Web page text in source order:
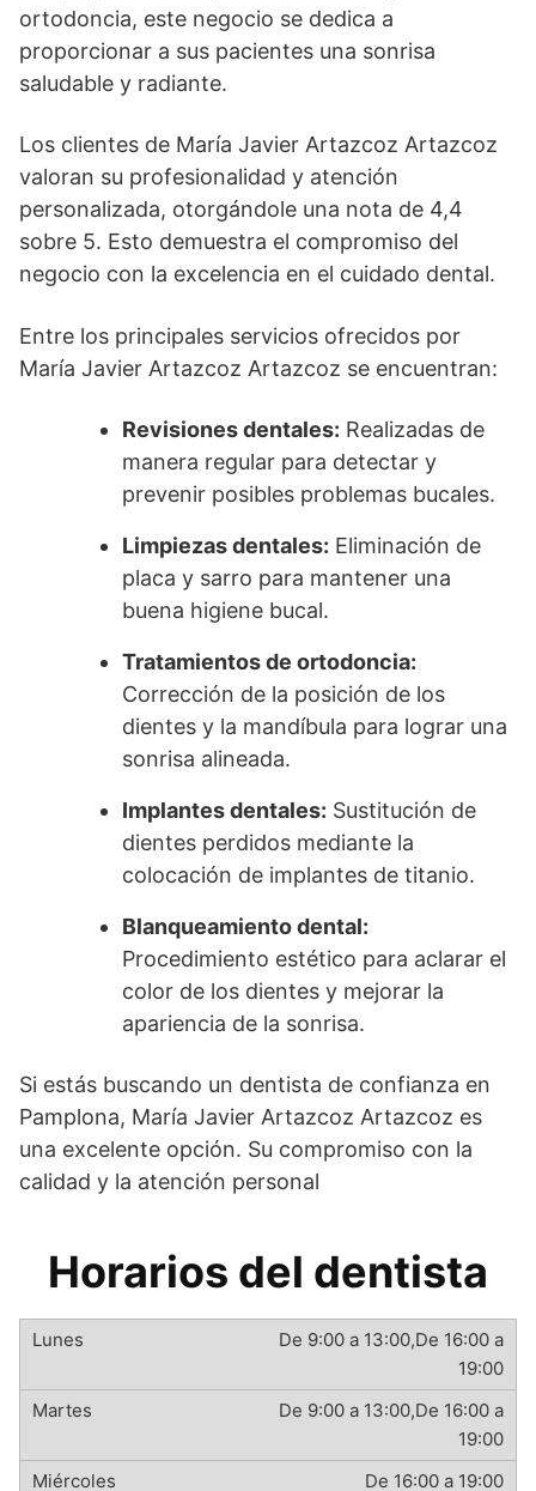
ortodoncia, este negocio se dedica a
proporcionar a sus pacientes una sonrisa
saludable y radiante.
Los clientes de María Javier Artazcoz Artazcoz
valoran su profesionalidad y atención
personalizada, otorgándole una nota de 4,4
sobre 5. Esto demuestra el compromiso del
negocio con la excelencia en el cuidado dental.
Entre los principales servicios ofrecidos por
María Javier Artazcoz Artazcoz se encuentran:
Revisiones dentales: Realizadas de
manera regular para detectar y
prevenir posibles problemas bucales.
Limpiezas dentales: Eliminación de
placa y sarro para mantener una
buena higiene bucal.
Tratamientos de ortodoncia:
Corrección de la posición de los
dientes y la mandíbula para lograr una
sonrisa alineada.
Implantes dentales: Sustitución de
dientes perdidos mediante la
colocación de implantes de titanio.
Blanqueamiento dental:
Procedimiento estético para aclarar el
color de los dientes y mejorar la
apariencia de la sonrisa.
Si estás buscando un dentista de confianza en
Pamplona, María Javier Artazcoz Artazcoz es
una excelente opción. Su compromiso con la
calidad y la atención personal
Horarios del dentista
De 9:00 a 13:00,De 16:00 a
19:00
De 9:00 a 13:00,De 16:00 a
19:00
De 16:00 a 19:00